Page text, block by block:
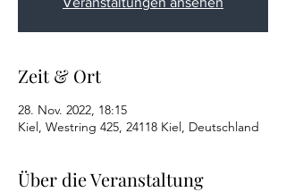
Zeit & Ort
28. Nov. 2022, 18:15
Kiel, Westring 425, 24118 Kiel, Deutschland
Über die Veranstaltung